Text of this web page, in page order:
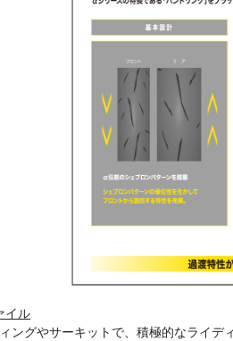
イル
ングやサーキットで、積極的なライデ